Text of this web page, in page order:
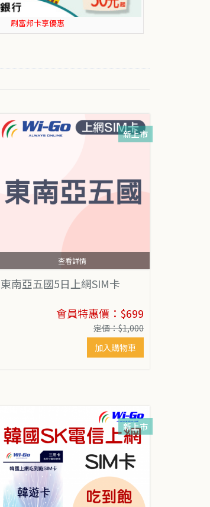
刷花旗卡享優惠
查看詳情
新上市
東南亞五國5日上網SIM卡
會員特惠價：$699
定價：$1,000
加入購物車
新上市